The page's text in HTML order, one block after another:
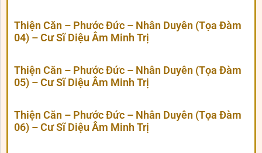
Thiện Căn – Phước Đức – Nhân Duyên (Tọa Đàm
04) – Cư Sĩ Diệu Âm Minh Trị
Thiện Căn – Phước Đức – Nhân Duyên (Tọa Đàm
05) – Cư Sĩ Diệu Âm Minh Trị
Thiện Căn – Phước Đức – Nhân Duyên (Tọa Đàm
06) – Cư Sĩ Diệu Âm Minh Trị